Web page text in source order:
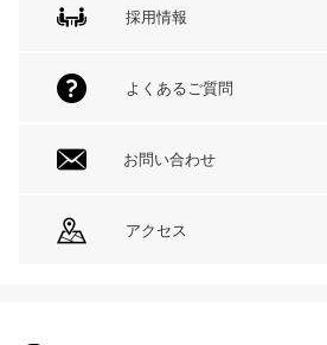
採用情報
よくあるご質問
お問い合わせ
アクセス